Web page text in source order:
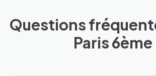
Questions
Paris 6ème